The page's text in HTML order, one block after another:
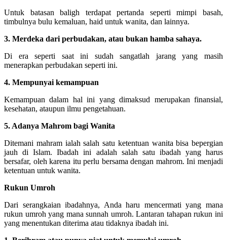
Untuk batasan baligh terdapat pertanda seperti mimpi basah,
timbulnya bulu kemaluan, haid untuk wanita, dan lainnya.
3. Merdeka dari perbudakan, atau bukan hamba sahaya.
Di era seperti saat ini sudah sangatlah jarang yang masih
menerapkan perbudakan seperti ini.
4. Mempunyai kemampuan
Kemampuan dalam hal ini yang dimaksud merupakan finansial,
kesehatan, ataupun ilmu pengetahuan.
5. Adanya Mahrom bagi Wanita
Ditemani mahram ialah salah satu ketentuan wanita bisa bepergian
jauh di Islam. Ibadah ini adalah salah satu ibadah yang harus
bersafar, oleh karena itu perlu bersama dengan mahrom. Ini menjadi
ketentuan untuk wanita.
Rukun Umroh
Dari serangkaian ibadahnya, Anda haru mencermati yang mana
rukun umroh yang mana sunnah umroh. Lantaran tahapan rukun ini
yang menentukan diterima atau tidaknya ibadah ini.